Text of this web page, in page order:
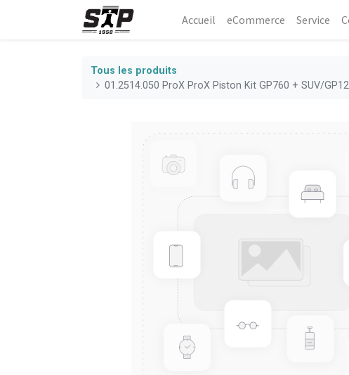
Accueil eCommerce​ Service
Tous les produits
01.2514.050 ProX ProX Piston Kit GP760 + SUV/